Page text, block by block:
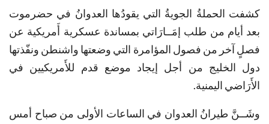
كشفت الحملةُ الجويةُ التي يقودُها العدوانُ في حضرموت
بعد أيام من طلب إمَــارَاتي بمساندة عسكرية أَمريكية عن
فصلٍ آخر من فصول المؤامرة التي وضعتها واشنطن ونفّذتها
دول الخليج من أجل إيجاد موضع قدم للأَمريكيين في
الأَرَاضي اليمنية.
وشَــنَّ طيرانُ العدوان في الساعات الأولى من صباح أمس